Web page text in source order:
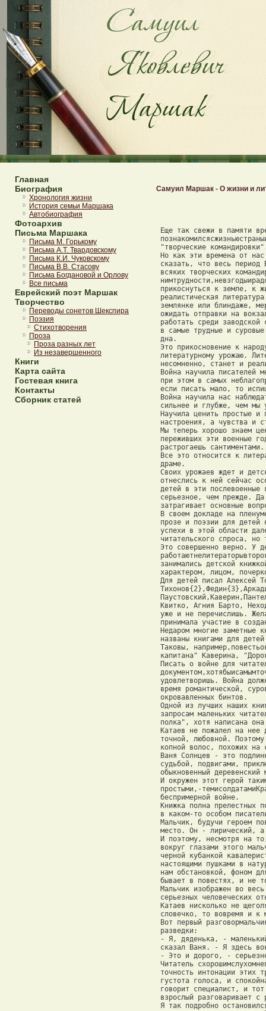
Главная
Биография
Хронология жизни
История семьи Маршака
Автобиография
Фотоархив
Письма Маршака
Письма М. Горькому
Письма А.Т. Твардовскому
Письма К.И. Чуковскому
Письма В.В. Стасову
Письма Богдановой и Орлову
Все письма
Еврейский поэт Маршак
Творчество
Переводы сонетов Шекспира
Поэзия
Стихотворения
Проза
Проза разных лет
Из незавершенного
Книги
Карта сайта
Гостевая книга
Контакты
Сборник статей
Самуил Маршак - О жизни и